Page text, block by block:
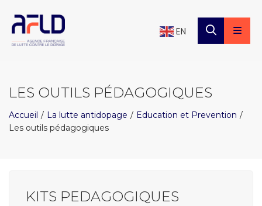
EN
LES OUTILS PÉDAGOGIQUES
Accueil La lutte antidopage
Education et Prevention
Les outils pédagogiques
KITS PEDAGOGIQUES